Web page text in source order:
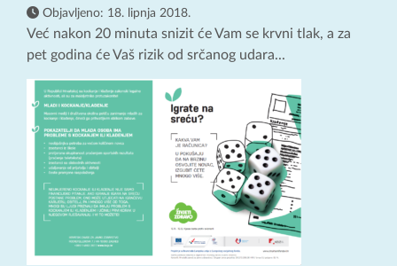
Objavljeno: 18. lipnja 2018.
Već nakon 20 minuta snizit će Vam se krvni tlak, a za
pet godina će Vaš rizik od srčanog udara...